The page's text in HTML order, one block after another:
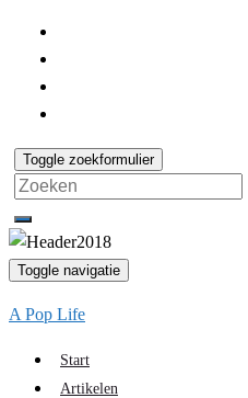
Toggle zoekformulier
Search
for:
Toggle navigatie
A Pop Life
Start
Artikelen